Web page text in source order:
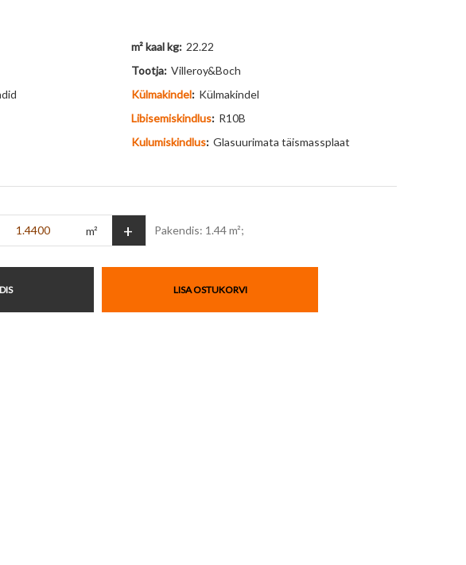
m² kaal kg: 22.22
Tootja: Villeroy&Boch
Külmakindel: Külmakindel
Libisemiskindlus: R10B
Kulumiskindlus: Glasuurimata täismassplaat
m² + Pakendis: 1.44 m²;
LISA OSTUKORVI